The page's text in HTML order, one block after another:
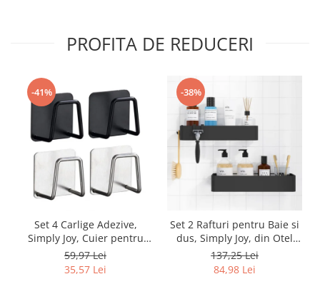
PROFITA DE REDUCERI
-41%
Set 4 Carlige Adezive,
Simply Joy, Cuier pentru
Prosoape din Otel
Inoxidabil, Montare Usoara
fara Gaurire, Rezistent la
59,97 Lei
35,57 Lei
-38%
Set 2 Rafturi pentru Baie si
dus, Simply Joy, din Otel
Inoxidabil, cu Montarea
Usoara si fara Gaurire, 32 X
12 x 6 cm, Negru
137,25 Lei
84,98 Lei